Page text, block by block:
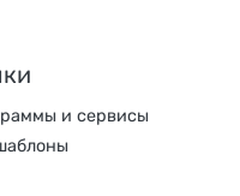
и сервисы